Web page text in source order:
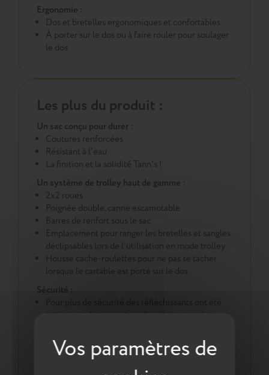
Ergonomie :
Dos et bretelles ergonomiques et confortables
À porter sur le dos ou à faire rouler pour soulager
le dos
Les plus du produit :
Un sac conçu pour durer :
Coutures renforcées
Résistant à l'eau
La finition et la solidité Tann's !
Un système de trolley haut de gamme :
2x2 roues
Poignée double, canne escamotable
Barres de renfort sous le sac
Emplacement pour ranger les bretelles et sangles
déclipsables lors de l'utilisation en mode trolley
Housse cache-roulettes pour ne pas se tacher
lorsque le cartable est porté sur le dos
Sécurité :
intégrés en face avant, sur les côtés et sur les
Une démarche éco responsable :
Tout pour la santé de votre enfant : respect des
normes environnementales européennes ReACH